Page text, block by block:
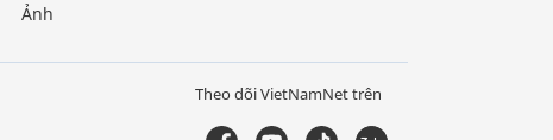
Ảnh
Theo dõi VietNamNet trên